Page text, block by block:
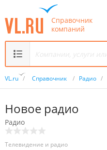
Справочник
компаний
VL.ru / Справочник / Радио /
Новое радио
Радио
Телевидение и радио